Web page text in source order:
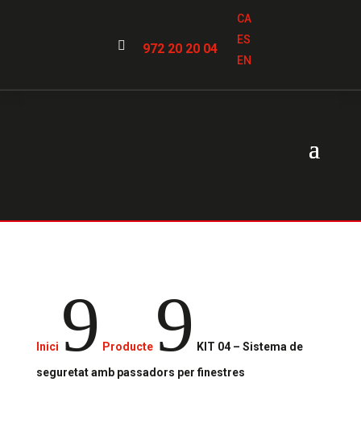
 972 20 20 04
CA
ES
EN
Inici 9 Producte 9
KIT 04 – Sistema de
seguretat amb passadors per finestres